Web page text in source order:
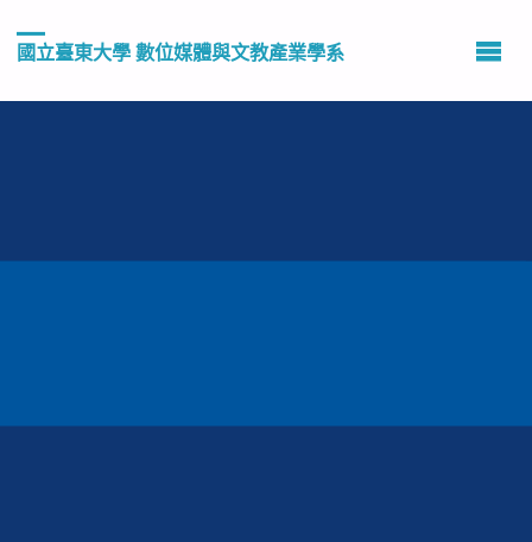
國立臺東大學 數位媒體與文教產業學系